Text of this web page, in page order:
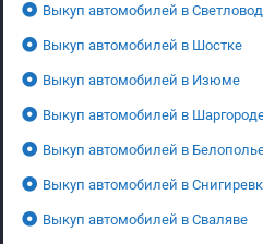
Выкуп автомобилей в
Выкуп автомобилей в Шостке
Выкуп автомобилей в Изюме
Выкуп автомобилей в
Выкуп автомобилей в
Выкуп автомобилей в
Выкуп автомобилей в Сваляве